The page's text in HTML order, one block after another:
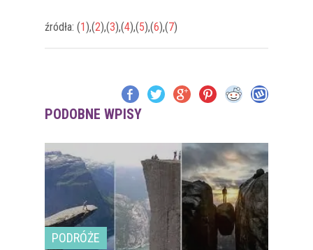
źródła: (1),(2),(3),(4),(5),(6),(7)
PODOBNE WPISY
PODRÓŻE